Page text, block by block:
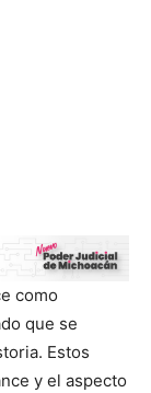
como
que se
Estos
y el aspecto